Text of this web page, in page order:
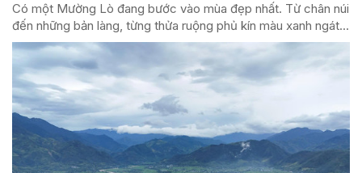
Có một Mường Lò đang bước vào mùa đẹp nhất. Từ chân núi
đến những bản làng, từng thửa ruộng phủ kín màu xanh ngát...